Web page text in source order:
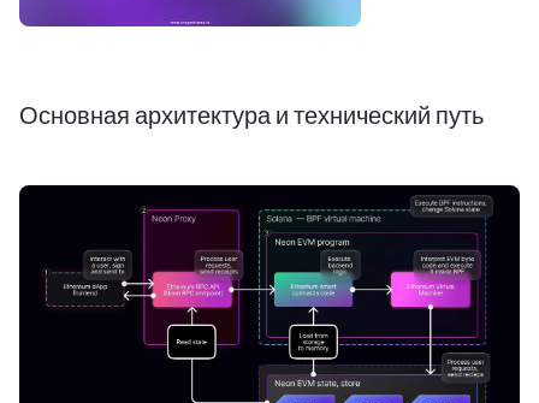
Основная архитектура и технический путь